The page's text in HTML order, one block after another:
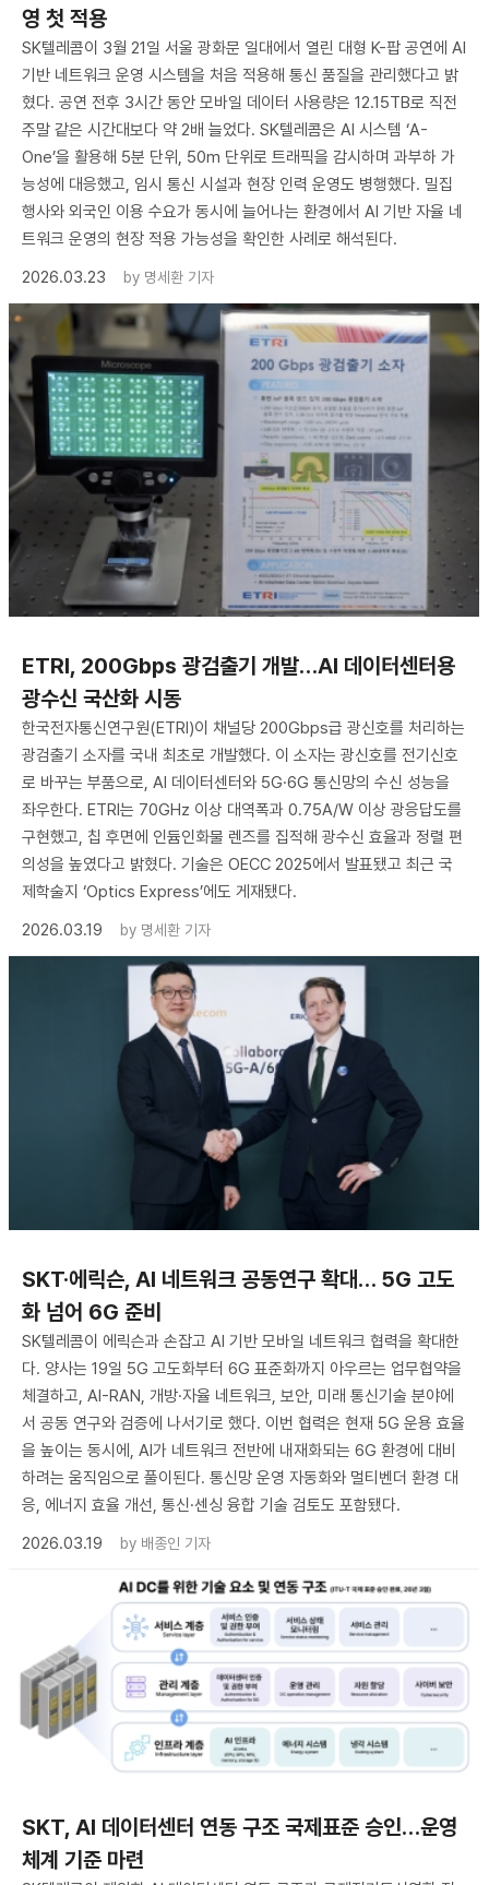
영 첫 적용
SK텔레콤이 3월 21일 서울 광화문 일대에서 열린 대형 K-팝 공연에 AI
기반 네트워크 운영 시스템을 처음 적용해 통신 품질을 관리했다고 밝
혔다. 공연 전후 3시간 동안 모바일 데이터 사용량은 12.15TB로 직전
주말 같은 시간대보다 약 2배 늘었다. SK텔레콤은 AI 시스템 ‘A-
One’을 활용해 5분 단위, 50m 단위로 트래픽을 감시하며 과부하 가
능성에 대응했고, 임시 통신 시설과 현장 인력 운영도 병행했다. 밀집
행사와 외국인 이용 수요가 동시에 늘어나는 환경에서 AI 기반 자율 네
트워크 운영의 현장 적용 가능성을 확인한 사례로 해석된다.
2026.03.23
by 명세환 기자
ETRI, 200Gbps 광검출기 개발…AI 데이터센터용
광수신 국산화 시동
한국전자통신연구원(ETRI)이 채널당 200Gbps급 광신호를 처리하는
광검출기 소자를 국내 최초로 개발했다. 이 소자는 광신호를 전기신호
로 바꾸는 부품으로, AI 데이터센터와 5G·6G 통신망의 수신 성능을
좌우한다. ETRI는 70GHz 이상 대역폭과 0.75A/W 이상 광응답도를
구현했고, 칩 후면에 인듐인화물 렌즈를 집적해 광수신 효율과 정렬 편
의성을 높였다고 밝혔다. 기술은 OECC 2025에서 발표됐고 최근 국
제학술지 ‘Optics Express’에도 게재됐다.
2026.03.19
by 명세환 기자
SKT·에릭슨, AI 네트워크 공동연구 확대… 5G 고도
화 넘어 6G 준비
SK텔레콤이 에릭슨과 손잡고 AI 기반 모바일 네트워크 협력을 확대한
다. 양사는 19일 5G 고도화부터 6G 표준화까지 아우르는 업무협약을
체결하고, AI-RAN, 개방·자율 네트워크, 보안, 미래 통신기술 분야에
서 공동 연구와 검증에 나서기로 했다. 이번 협력은 현재 5G 운용 효율
을 높이는 동시에, AI가 네트워크 전반에 내재화되는 6G 환경에 대비
하려는 움직임으로 풀이된다. 통신망 운영 자동화와 멀티벤더 환경 대
응, 에너지 효율 개선, 통신·센싱 융합 기술 검토도 포함됐다.
2026.03.19
by 배종인 기자
SKT, AI 데이터센터 연동 구조 국제표준 승인…운영
체계 기준 마련